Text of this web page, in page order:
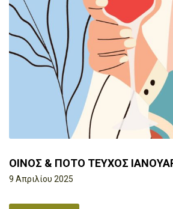
ΟΙΝΟΣ & ΠΟΤΟ ΤΕΥΧΟΣ
9 Απριλίου 2025